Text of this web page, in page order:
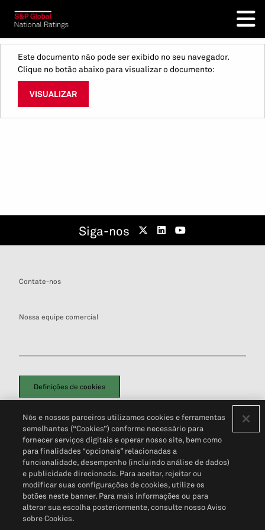
Este documento não pode ser exibido no seu navegador.
Clique no botão abaixo para visualizar o documento:
VISUALIZAR
Siga-nos
Contate-nos
Nossa equipe comercial
Definições de cookies
Política de PrivacidadePortal de privacidade do cliente (em inglês)
Não Venda Minhas Informações Pessoais© 2026 S&P Global
Nós e nossos parceiros utilizamos cookies e ferramentas
semelhantes (“Cookies”) conforme necessário para
fornecer serviços digitais e operar nosso site, bem como
para finalidades “opcionais” relacionadas a
funcionalidade, desempenho (incluindo análise de dados)
e publicidade direcionada. Para aceitar, rejeitar ou
modificar suas configurações de cookies, utilize os
botões neste banner. Para mais informações ou para
alterar sua escolha posteriormente, consulte nosso Aviso
sobre Cookies.